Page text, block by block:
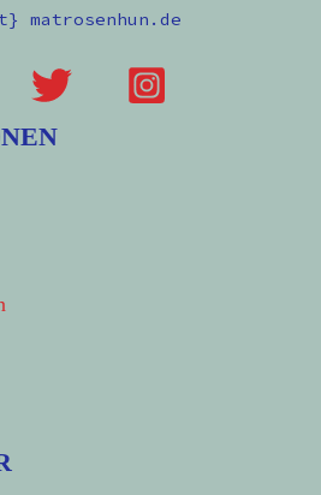
matrosenhun.de